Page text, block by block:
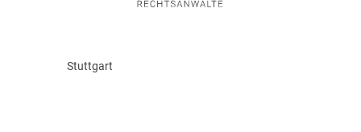
Stuttgart